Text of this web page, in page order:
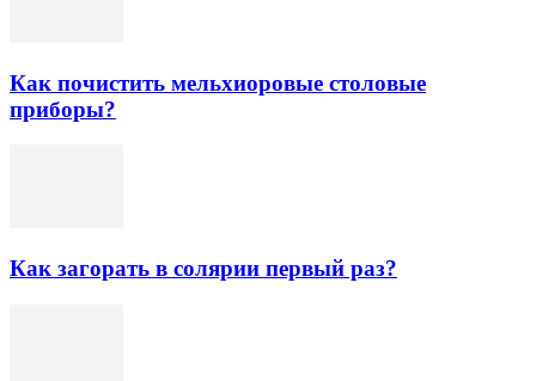
Как почистить мельхиоровые столовые
приборы?
Как загорать в солярии первый раз?